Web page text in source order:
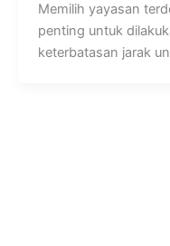
Memilih yayasan
penting untuk
keterbatasan jarak